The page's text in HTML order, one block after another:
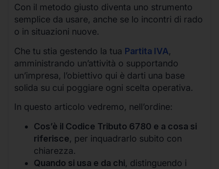
Con il metodo giusto diventa uno strumento
semplice da usare, anche se lo incontri di rado
o in situazioni nuove.
Che tu stia gestendo la tua Partita IVA,
amministrando un’attività o supportando
un’impresa, l’obiettivo qui è darti una base
solida su cui poggiare ogni scelta operativa.
In questo articolo vedremo, nell’ordine:
Cos’è il Codice Tributo 6780 e a cosa si
riferisce, per inquadrarlo subito con
chiarezza.
Quando si usa e da chi, distinguendo i